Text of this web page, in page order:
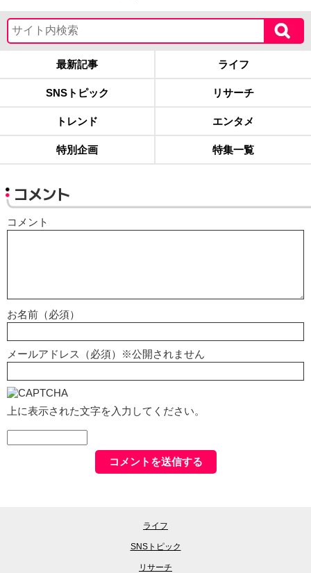
最新記事 ライフ
SNSトピック リサーチ
トレンド エンタメ
特別企画 特集一覧
コメント
コメント
お名前（必須）
メールアドレス（必須）※公開されません
上に表示された文字を入力してください。
ライフ
SNSトピック
リサーチ